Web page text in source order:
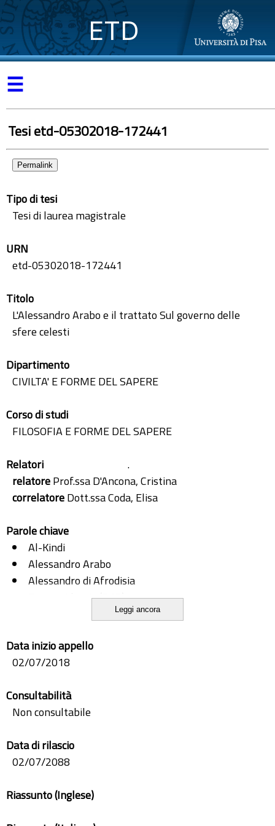
ETD
☰
Tesi etd-05302018-172441
Permalink
Tipo di tesi
Tesi di laurea magistrale
URN
etd-05302018-172441
Titolo
L'Alessandro Arabo e il trattato Sul governo delle
sfere celesti
Dipartimento
CIVILTA' E FORME DEL SAPERE
Corso di studi
FILOSOFIA E FORME DEL SAPERE
Relatori
.
relatoreProf.ssa D'Ancona, Cristina
correlatoreDott.ssa Coda, Elisa
Parole chiave
Al-Kindi
Alessandro Arabo
Alessandro di Afrodisia
De providentia (D15)
Filosofia medievale araba
Leggi ancora
Data inizio appello
02/07/2018
Consultabilità
Non consultabile
Data di rilascio
02/07/2088
Riassunto (Inglese)